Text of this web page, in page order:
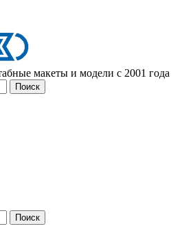
макеты и модели с 2001 года
Поиск
Поиск